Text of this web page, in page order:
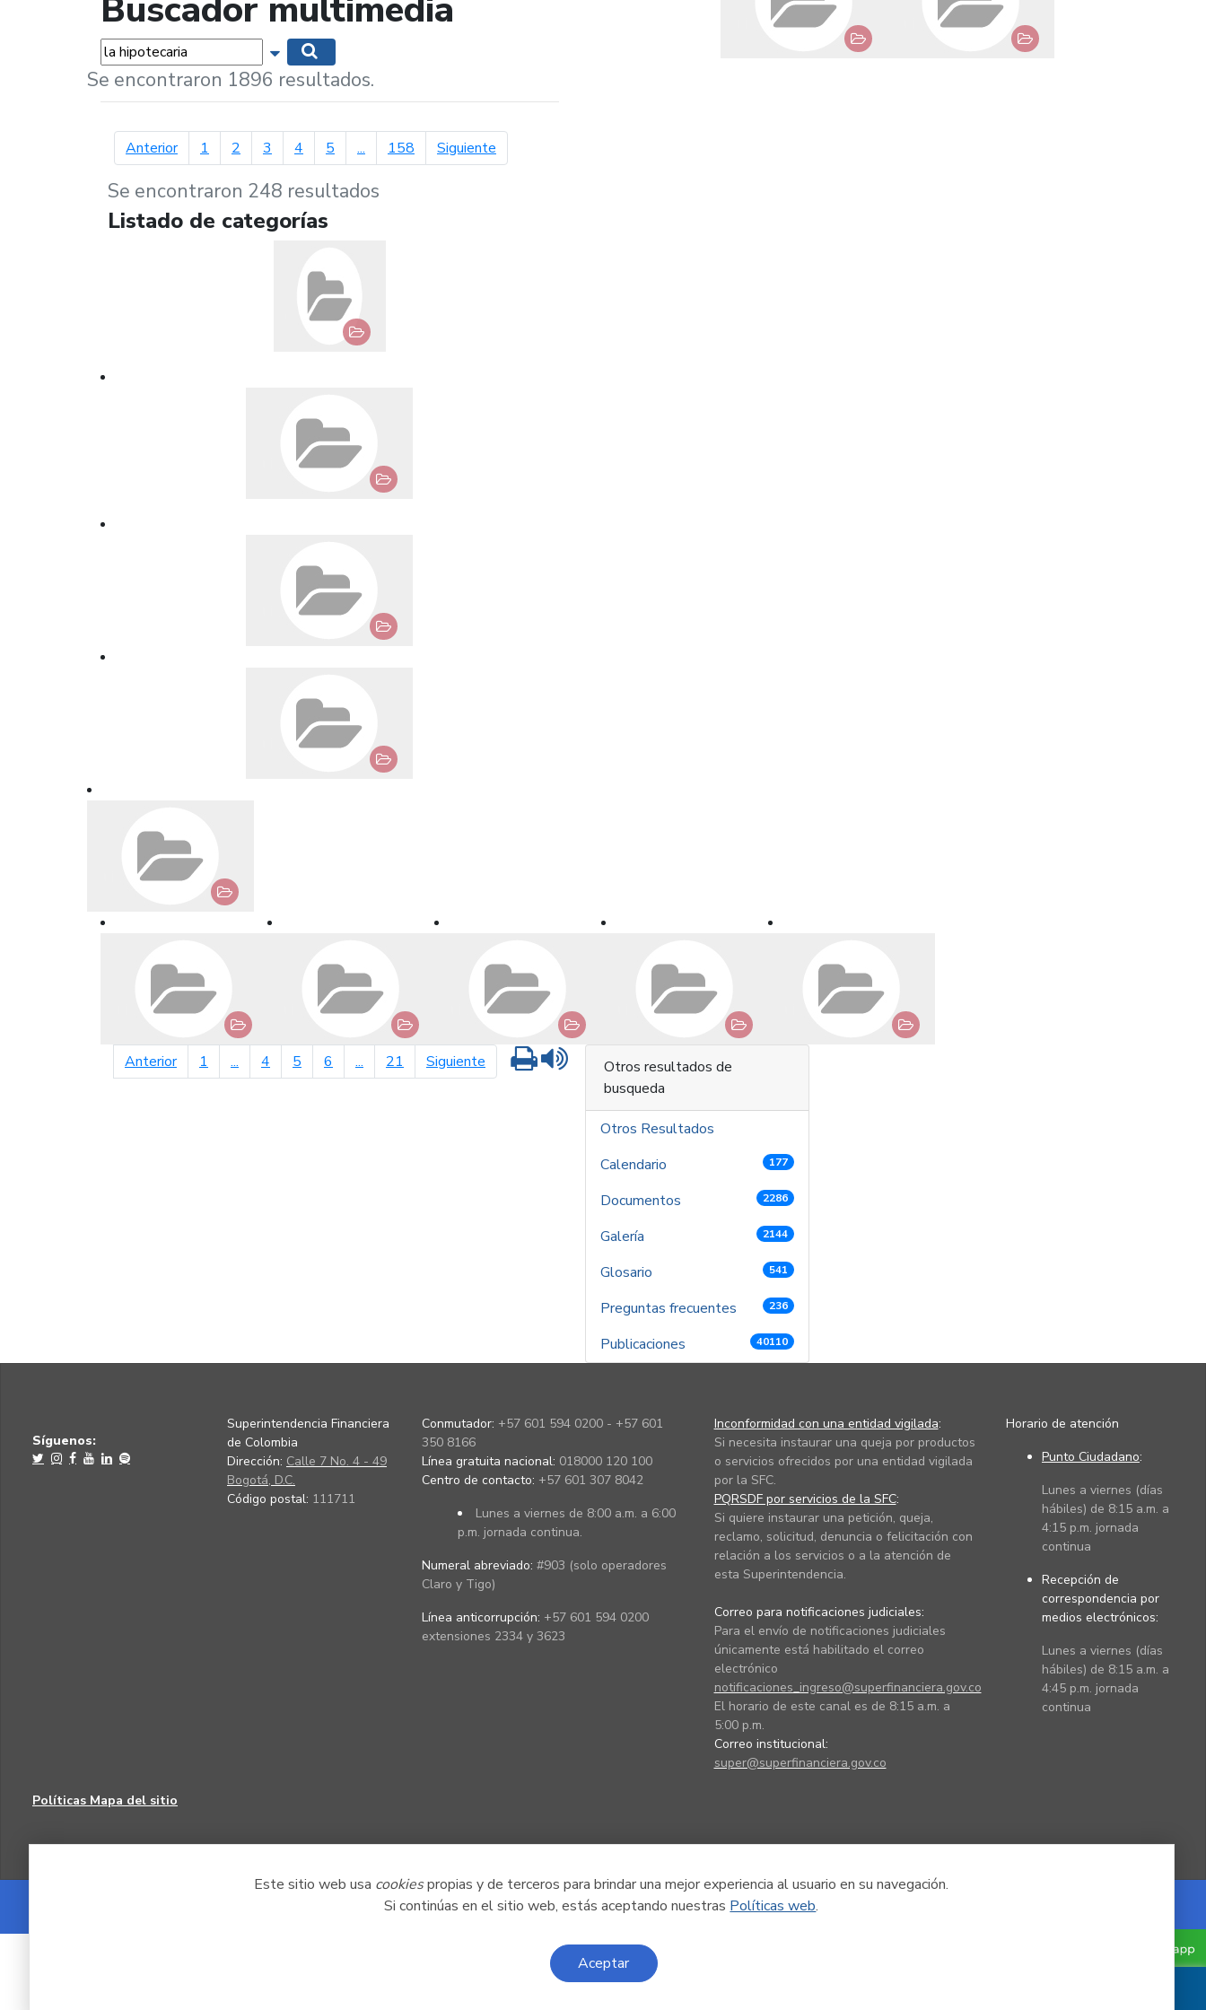
Este sitio web usa cookiespropias y de terceros para brindar una mejor experiencia al usuario en su navegación.
Si continúas en el sitio web, estás aceptando nuestras Políticas web.
Aceptar
Buscador multimedia
Palabras... Mostrar opciones de búsqueda
Se encontraron 1896 resultados.
Anteriorpágina anterior
1 2 3 4 5 ... 158 Siguientepágina siguiente
Se encontraron 248 resultados
Listado de categorías
Anteriorpágina anterior
1 ... 4 5 6 ... 21 Siguientepágina siguiente
Imprimir
Otros resultados de
busqueda
Otros Resultados
Calendario
177
Documentos 2286
Galería 2144
Glosario 541
Preguntas frecuentes 236
Publicaciones 40110
Síguenos:
Superintendencia Financiera
de Colombia
Dirección: Calle 7 No. 4 - 49
Bogotá, D.C.
Código postal: 111711
Conmutador: +57 601 594 0200 - +57 601
350 8166
Línea gratuita nacional: 018000 120 100
Centro de contacto: +57 601 307 8042
Lunes a viernes de 8:00 a.m. a 6:00
p.m. jornada continua.
Numeral abreviado: #903 (solo operadores
Claro y Tigo)
Línea anticorrupción: +57 601 594 0200
extensiones 2334 y 3623
Inconformidad con una entidad vigilada:
Si necesita instaurar una queja por productos
o servicios ofrecidos por una entidad vigilada
por la SFC.
PQRSDF por servicios de la SFC:
Si quiere instaurar una petición, queja,
reclamo, solicitud, denuncia o felicitación con
relación a los servicios o a la atención de
esta Superintendencia.
Correo para notificaciones judiciales:
Para el envío de notificaciones judiciales
únicamente está habilitado el correo
electrónico
notificaciones_ingreso@superfinanciera.gov.co
El horario de este canal es de 8:15 a.m. a
5:00 p.m.
Correo institucional:
super@superfinanciera.gov.co
Horario de atención
Punto Ciudadano:
Lunes a viernes (días
hábiles) de 8:15 a.m. a
4:15 p.m. jornada
continua
Recepción de
correspondencia por
medios electrónicos:
Lunes a viernes (días
hábiles) de 8:15 a.m. a
4:45 p.m. jornada
continua
Políticas Mapa del sitio
Powered by Nexura